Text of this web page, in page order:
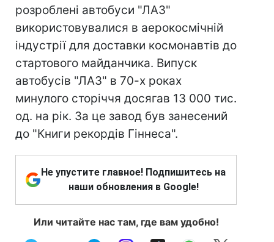
розроблені автобуси "ЛАЗ"
використовувалися в аерокосмічній
індустрії для доставки космонавтів до
стартового майданчика. Випуск
автобусів "ЛАЗ" в 70-х роках
минулого сторіччя досягав 13 000 тис.
од. на рік. За це завод був занесений
до "Книги рекордів Гіннеса".
Не упустите главное! Подпишитесь на
наши обновления в Google!
Или читайте нас там, где вам удобно!